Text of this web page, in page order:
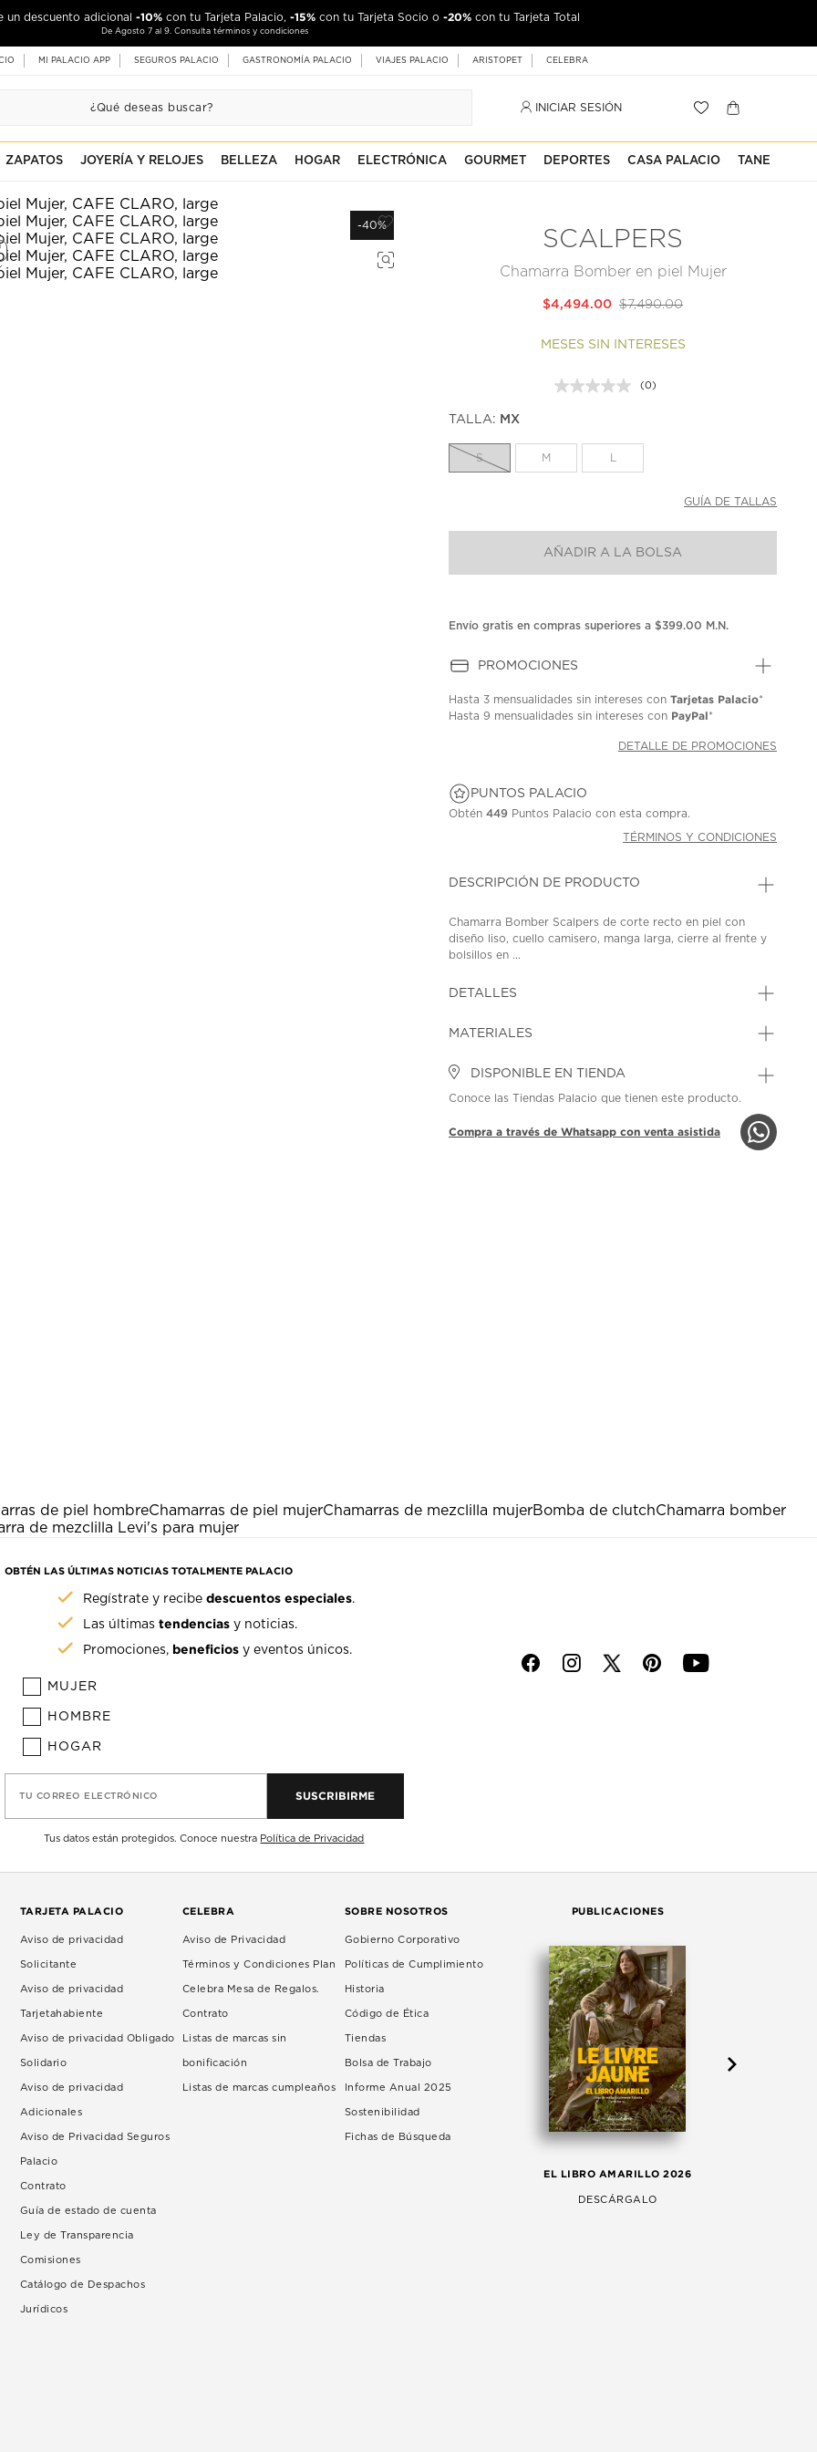
un descuento adicional -10% con tu Tarjeta Palacio, -15% con tu Tarjeta Socio o -20% con tu Tarjeta Total
De Agosto 7 al 9. Consulta términos y condiciones
MI PALACIO APP SEGUROS PALACIO GASTRONOMÍA PALACIO VIAJES PALACIO ARISTOPET CELEBRA
INICIAR SESIÓN
ZAPATOS JOYERÍA Y RELOJES BELLEZA HOGAR ELECTRÓNICA GOURMET DEPORTES CASA PALACIO TANE
-40%
SCALPERS
Chamarra Bomber en piel Mujer
$7,490.00
$4,494.00
MESES SIN INTERESES
Sin
(0)
TALLA: MX
S M
GUÍA DE TALLAS
AÑADIR A LA BOLSA
Envío gratis en compras superiores a $399.00 M.N.
PROMOCIONES
Hasta 3 mensualidades sin intereses conTarjetas Palacio*
Hasta9 mensualidades sin intereses con PayPal*
DETALLE DE PROMOCIONES
PUNTOS PALACIO
Obtén449 Puntos Palacio con esta compra.
TÉRMINOS Y CONDICIONES
DESCRIPCIÓN DE PRODUCTO
Chamarra Bomber Scalpers de corte recto en piel con
diseño liso, cuello camisero, manga larga, cierre al frente y
bolsillos en ...
DETALLES
MATERIALES
DISPONIBLE EN TIENDA
Conoce las Tiendas Palacio que tienen este producto.
Compra a través de Whatsapp con venta asistida
de piel hombreChamarras de piel mujerChamarras de mezclilla mujerBomba de clutchChamarra bomber
de mezclilla Levi's para mujer
OBTÉN LAS ÚLTIMAS NOTICIAS TOTALMENTE PALACIO
Regístrate y recibedescuentos especiales.
Las últimastendencias y noticias.
Promociones, beneficios y eventos únicos.
MUJER
HOMBRE
HOGAR
TU CORREO ELECTRÓNICO SUSCRIBIRME
Tus datos están protegidos. Conoce nuestra Política de Privacidad
f i p y
TARJETA PALACIO
Aviso de privacidad
Solicitante
Aviso de privacidad
Tarjetahabiente
Aviso de privacidad Obligado
Solidario
Aviso de privacidad
Adicionales
Aviso de Privacidad Seguros
Palacio
Contrato
Guía de estado de cuenta
Ley de Transparencia
Comisiones
Catálogo de Despachos
Jurídicos
CELEBRA
Aviso de Privacidad
Términos y Condiciones Plan
Celebra Mesa de Regalos.
Contrato
Listas de marcas sin
bonificación
Listas de marcas cumpleaños
SOBRE NOSOTROS
Gobierno Corporativo
Políticas de Cumplimiento
Historia
Código de Ética
Tiendas
Bolsa de Trabajo
Informe Anual 2025
Sostenibilidad
Fichas de Búsqueda
PUBLICACIONES
EL LIBRO AMARILLO 2026
DESCÁRGALO